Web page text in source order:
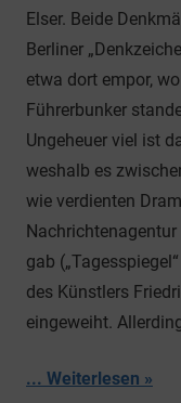
Elser. Beide
Berliner
etwa dort empor,
Führerbunker
Ungeheuer viel ist
weshalb es
wie verdienten
gab
des Künstlers
eingeweiht.
... Weiterlesen